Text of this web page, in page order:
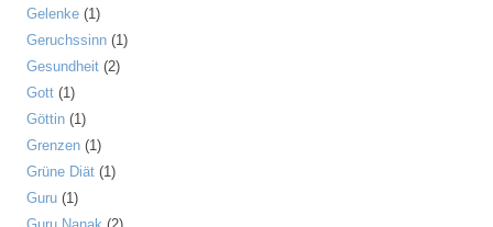
Gelenke (1)
Geruchssinn (1)
Gesundheit (2)
Gott (1)
Göttin (1)
Grenzen (1)
Grüne Diät (1)
Guru (1)